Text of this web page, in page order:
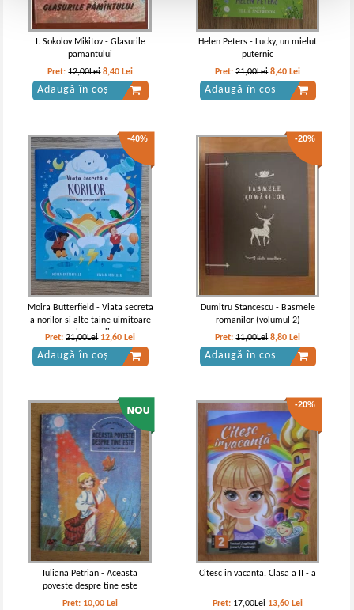
I. Sokolov Mikitov - Glasurile
pamantului
Pret:12,00Lei 8,40 Lei
Adaugă în coș
Helen Peters - Lucky, un mielut
puternic
Pret:21,00Lei 8,40 Lei
Adaugă în coș
-40%
Moira Butterfield - Viata secreta
a norilor si alte taine uimitoare
ale vremii
Pret:21,00Lei 12,60 Lei
Adaugă în coș
-20%
Dumitru Stancescu - Basmele
romanilor (volumul 2)
Pret:11,00Lei 8,80 Lei
Adaugă în coș
Iuliana Petrian - Aceasta
poveste despre tine este
Pret: 10,00 Lei
-20%
Citesc in vacanta. Clasa a II - a
Pret:17,00Lei 13,60 Lei